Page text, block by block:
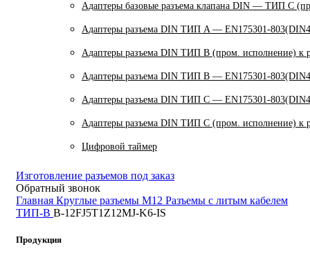
Адаптеры базовые разъема клапана DIN — ТИП C
Адаптеры разъема DIN ТИП A — EN175301-
Адаптеры разъема DIN ТИП B (пром. исполнение) к
Адаптеры разъема DIN ТИП B — EN175301-
Адаптеры разъема DIN ТИП C — EN175301-
Адаптеры разъема DIN ТИП C (пром. исполнение) к
Цифровой таймер
Изготовление разъемов под заказ
Обратный звонок
Главная Круглые разъемы M12 Разъемы с литым кабелем
ТИП-B B-12FJ5T1Z12MJ-K6-IS
Продукция